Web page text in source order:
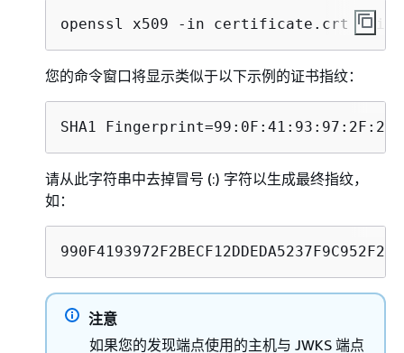
openssl x509 -in certificate.crt -
您的命令窗口将显示类似于以下示例的证书指纹：
SHA1
请从此字符串中去掉冒号 (:) 字符以生成最终指纹，
如：
注意
如果您的发现端点使用的主机与 JWKS 端点